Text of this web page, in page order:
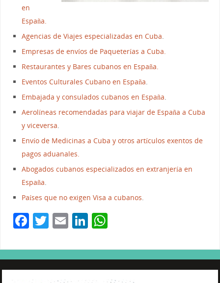
en
España.
Agencias de Viajes especializadas en Cuba.
Empresas de envíos de Paqueterías a Cuba.
Restaurantes y Bares cubanos en España.
Eventos Culturales Cubano en España.
Embajada y consulados cubanos en España.
Aerolíneas recomendadas para viajar de España a Cuba
y viceversa.
Envío de Medicinas a Cuba y otros artículos exentos de
pagos aduanales.
Abogados cubanos especializados en extranjería en
España.
Países que no exigen Visa a cubanos.
F
c
e
T
itt
er
E
ai
l
Li
k
e
W
at
s